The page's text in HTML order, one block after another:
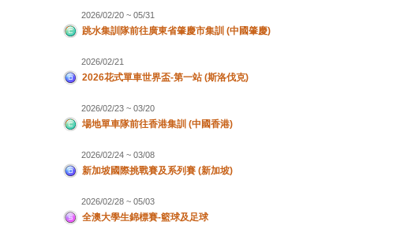
2026/02/20 ~ 05/31
跳水集訓隊前往廣東省肇慶市集訓 (中國肇慶)
2026/02/21
2026花式單車世界盃-第一站 (斯洛伐克)
2026/02/23 ~ 03/20
場地單車隊前往香港集訓 (中國香港)
2026/02/24 ~ 03/08
新加坡國際挑戰賽及系列賽 (新加坡)
2026/02/28 ~ 05/03
全澳大學生錦標賽-籃球及足球